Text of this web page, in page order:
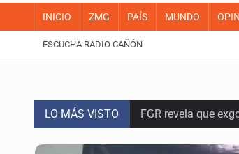
INICIO ZMG PAÍS MUNDO
ESCUCHA RADIO CAÑÓN
LO MÁS VISTO FGR revela que
Capturan en